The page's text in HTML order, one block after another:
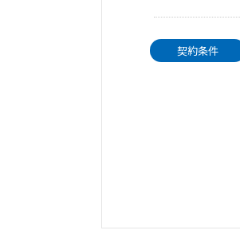
契約条件